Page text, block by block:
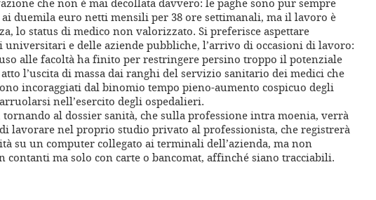
che non è mai decollata davvero: le paghe sono pur sempre
duemila euro netti mensili per 38 ore settimanali, ma il lavoro è
lo status di medico non valorizzato. Si preferisce aspettare
e delle aziende pubbliche, l’arrivo di occasioni di lavoro:
alle facoltà ha finito per restringere persino troppo il potenziale
l’uscita di massa dai ranghi del servizio sanitario dei medici che
incoraggiati dal binomio tempo pieno-aumento cospicuo degli
nell’esercito degli ospedalieri.
tornando al dossier sanità, che sulla professione intra moenia, verrà
lavorare nel proprio studio privato al professionista, che registrerà
su un computer collegato ai terminali dell’azienda, ma non
contanti ma solo con carte o bancomat, affinché siano tracciabili.